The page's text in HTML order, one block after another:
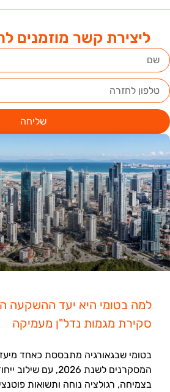
ליצירת קשר מוזמנים
שליחה
סקירת מגמות נדל"ן מעמיקה
בטומי שבגאורגיה מתבססת כאחד
המסקרנים לשנת 2026, עם
בצמיחה, רגולציה נוחה ותשואות